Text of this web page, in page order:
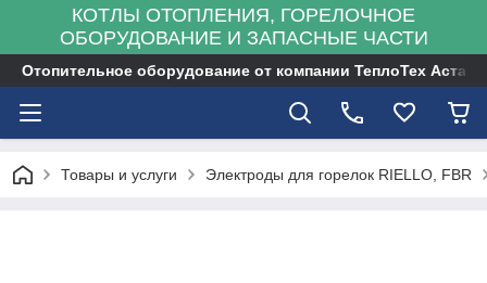
КОТЛЫ ОТОПЛЕНИЯ, ГОРЕЛОЧНОЕ
ОБОРУДОВАНИЕ И ЗАПАСНЫЕ ЧАСТИ
Отопительное оборудование от компании ТеплоТех Астана
Товары и услуги Электроды для горелок RIELLO, FBR